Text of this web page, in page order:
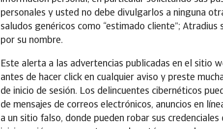
personales y usted no debe divulgarlos a ninguna
saludos genéricos como “estimado cliente”;
por su nombre.
Este alerta a las advertencias publicadas en el sitio
antes de hacer click en cualquier aviso y preste
de inicio de sesión. Los delincuentes cibernéticos
de mensajes de correos electrónicos, anuncios en
a un sitio falso, donde pueden robar sus credenciales